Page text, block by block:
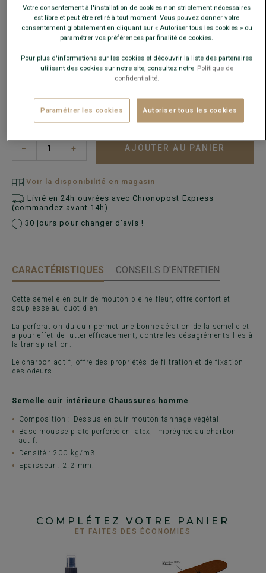
COULEURS DISPONIBLES
− + AJOUTER AU PANIER
Voir la disponibilité en magasin
Livré en 24h ouvrées avec Chronopost Express
(commandez avant 14h)
30 jours pour changer d'avis !
CARACTÉRISTIQUES CONSEILS D'ENTRETIEN
Cette semelle en cuir de mouton pleine fleur, offre confort et
souplesse au quotidien.
La perforation du cuir permet une bonne aération de la semelle et
a pour effet de lutter efficacement, contre les désagréments liés à
la transpiration.
Le charbon actif, offre des propriétés de filtration et de fixation
des odeurs.
Semelle cuir intérieure Chaussures homme
Composition : Dessus en cuir mouton tannage végétal.
Base mousse plate perforée en latex, imprégnée au charbon
actif.
Densité : 200 kg/m3.
Epaisseur : 2.2 mm.
COMPLÉTEZ VOTRE PANIER
ET FAITES DES ÉCONOMIES
Votre consentement à l'installation de cookies non strictement nécessaires
est libre et peut être retiré à tout moment. Vous pouvez donner votre
consentement globalement en cliquant sur « Autoriser tous les cookies » ou
paramétrer vos préférences par finalité de cookies.
Pour plus d'informations sur les cookies et découvrir la liste des partenaires
utilisant des cookies sur notre site, consultez notre Politique de
confidentialité.
Paramétrer les cookies Autoriser tous les cookies